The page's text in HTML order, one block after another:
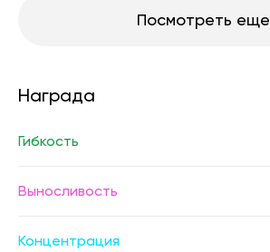
Посмотреть еще
Награда
Гибкость
Выносливость
Концентрация